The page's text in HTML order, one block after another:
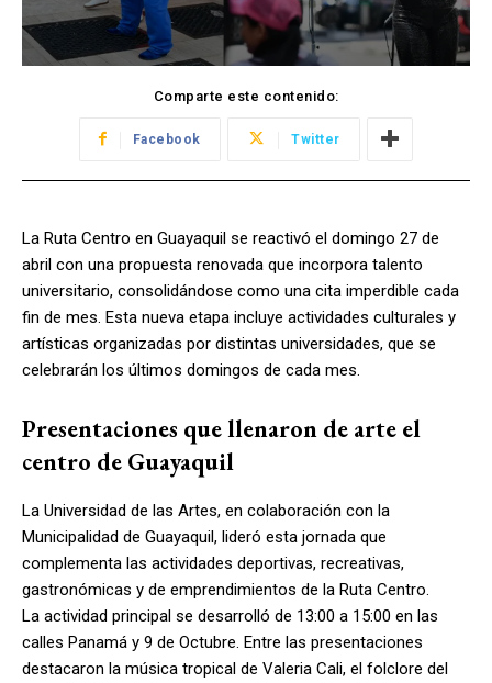
Comparte este contenido:
Facebook Twitter
La Ruta Centro en Guayaquil se reactivó el domingo 27 de
abril con una propuesta renovada que incorpora talento
universitario, consolidándose como una cita imperdible cada
fin de mes. Esta nueva etapa incluye actividades culturales y
artísticas organizadas por distintas universidades, que se
celebrarán los últimos domingos de cada mes.
Presentaciones que llenaron de arte el
centro de Guayaquil
La Universidad de las Artes, en colaboración con la
Municipalidad de Guayaquil, lideró esta jornada que
complementa las actividades deportivas, recreativas,
gastronómicas y de emprendimientos de la Ruta Centro.
La actividad principal se desarrolló de 13:00 a 15:00 en las
calles Panamá y 9 de Octubre. Entre las presentaciones
destacaron la música tropical de Valeria Cali, el folclore del